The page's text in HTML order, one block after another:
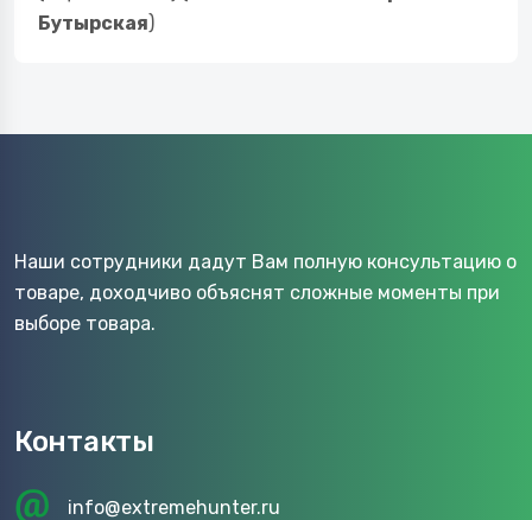
Бутырская)
Наши сотрудники дадут Вам полную консультацию о
товаре, доходчиво объяснят сложные моменты при
выборе товара.
Контакты
info@extremehunter.ru